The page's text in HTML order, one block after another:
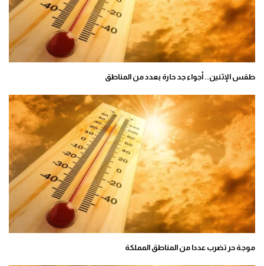
طقس الإثنين.. أجواء جد حارة بعدد من المناطق
موجة حر تضرب عددا من المناطق المملكة